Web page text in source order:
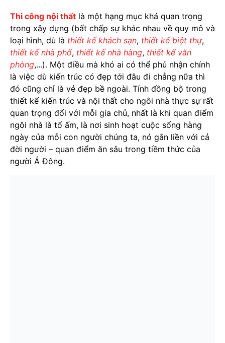
Thi công nội thất là một hạng mục khá quan trọng
trong xây dựng (bất chấp sự khác nhau về quy mô và
loại hình, dù là thiết kế khách sạn, thiết kế biệt thự,
thiết kế nhà phố, thiết kế nhà hàng, thiết kế văn
phòng,...). Một điều mà khó ai có thể phủ nhận chính
là việc dù kiến trúc có đẹp tới đâu đi chẳng nữa thì
đó cũng chỉ là vẻ đẹp bề ngoài. Tính đồng bộ trong
thiết kế kiến trúc và nội thất cho ngôi nhà thực sự rất
quan trọng đối với mỗi gia chủ, nhất là khi quan điểm
ngôi nhà là tổ ấm, là nơi sinh hoạt cuộc sống hàng
ngày của mỗi con người chúng ta, nó gắn liền với cả
đời người – quan điểm ăn sâu trong tiềm thức của
người Á Đông.